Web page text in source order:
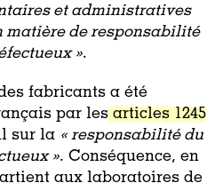
et administratives
matière de responsabilité
».
fabricants a été
par les articles 1245
sur la « responsabilité du
». Conséquence, en
aux laboratoires de